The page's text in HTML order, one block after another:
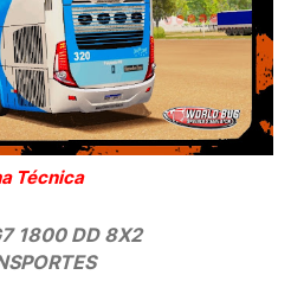
Técnica
1800 DD 8X2